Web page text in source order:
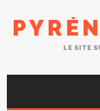
LE SITE